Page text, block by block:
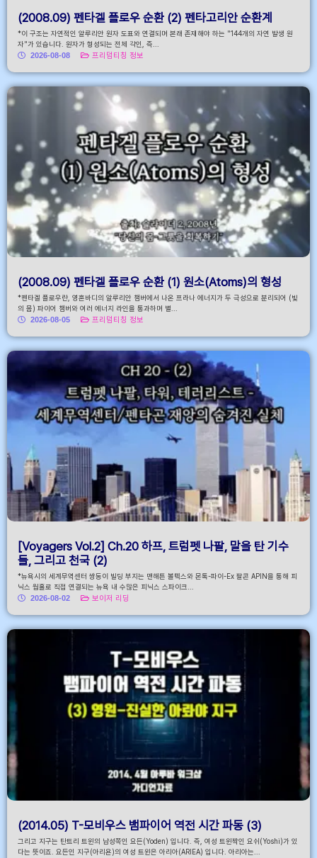
(2008.09) 펜타겔 플로우 순환 (2) 펜타고리안 순환계
*이 구조는 자연적인 알루리안 원자 도표와 연결되며 본래 존재해야 하는 "144개의 자연 발생 원
자"가 있습니다. 원자가 형성되는 전체 각인, 즉...
2026-08-08
프리덤티칭 정보
(2008.09) 펜타겔 플로우 순환 (1) 원소(Atoms)의 형성
*펜타겔 플로우란, 영혼바디의 알루리안 챔버에서 나온 프라나 에너지가 두 극성으로 분리되어 (빛
의 몸) 파이어 챔버와 여러 에너지 라인을 통과하며 별...
2026-08-05
프리덤티칭 정보
[Voyagers Vol.2] Ch.20 하프, 트럼펫 나팔, 말을 탄 기수
들, 그리고 천국 (2)
*뉴욕시의 세계무역센터 쌍둥이 빌딩 부지는 맨해튼 볼텍스와 몬톡-파이-Ex 팔콘 APIN을 통해 피
닉스 웜홀로 직접 연결되는 뉴욕 내 수많은 피닉스 스파이크...
2026-08-02
보이저 리딩
(2014.05) T-모비우스 뱀파이어 역전 시간 파동 (3)
그리고 지구는 탄트리 트윈의 남성쪽인 요든(Yoden) 입니다. 즉, 여성 트윈짝인 요쉬(Yoshi)가 있
다는 뜻이죠. 요든인 지구(아리욘)의 여성 트윈은 아리아(ARIEA) 입니다. 아리아는...